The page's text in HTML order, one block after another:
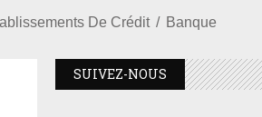
De Crédit Banque
SUIVEZ-NOUS